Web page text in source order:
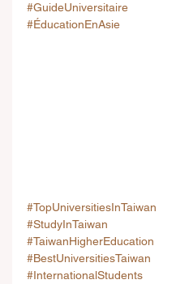
#GuideUniversitaire
#ÉducationEnAsie
#TopUniversitiesInTaiwan
#StudyInTaiwan
#TaiwanHigherEducation
#BestUniversitiesTaiwan
#InternationalStudents